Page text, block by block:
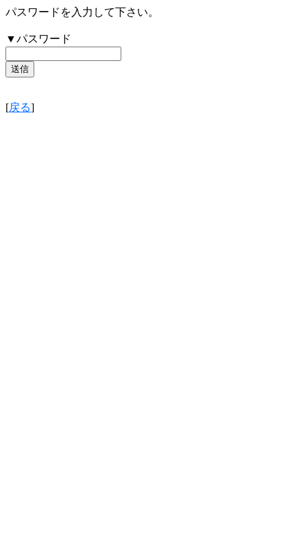
パスワードを入力して下さい。
▼パスワード
[戻る]